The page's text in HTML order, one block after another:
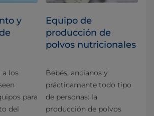
y
a los
para
del
Equipo de
producción de
polvos nutricionales
Bebés, ancianos y
prácticamente todo tipo
de personas: la
producción de polvos